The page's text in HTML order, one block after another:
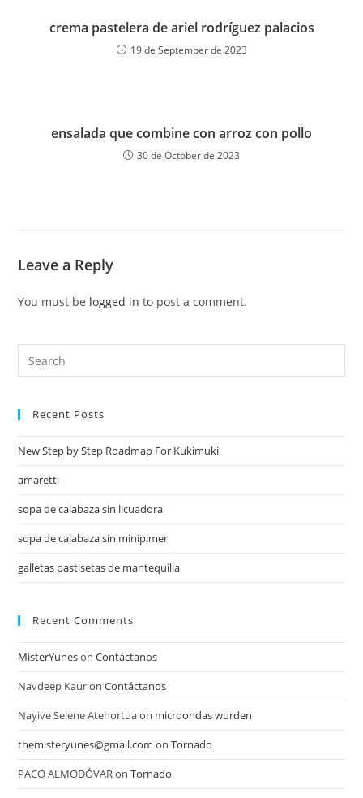
crema pastelera de ariel rodríguez palacios
19 de September de 2023
ensalada que combine con arroz con pollo
30 de October de 2023
Leave a Reply
You must be logged in to post a comment.
Recent Posts
New Step by Step Roadmap For Kukimuki
amaretti
sopa de calabaza sin licuadora
sopa de calabaza sin minipimer
galletas pastisetas de mantequilla
Recent Comments
MisterYunesonContáctanos
Navdeep KauronContáctanos
Nayive Selene Atehortuaon microondas wurden
themisteryunes@gmail.com onTornado
PACO ALMODÓVARonTornado